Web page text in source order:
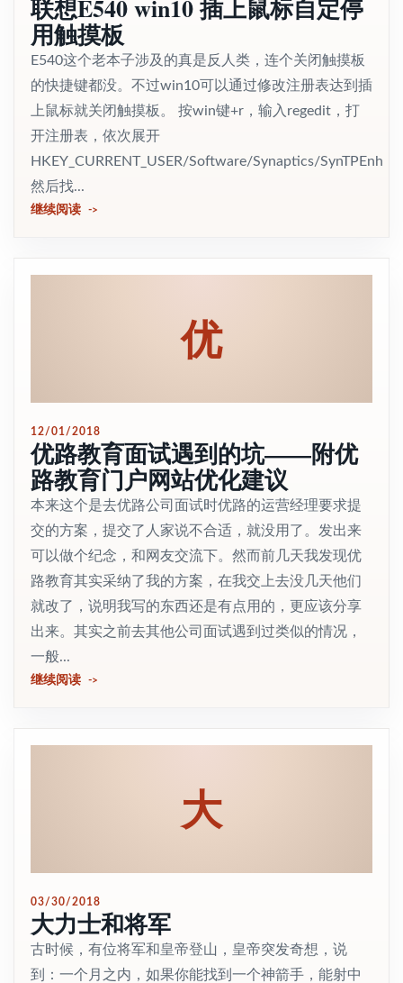
联想E540 win10 插上鼠标自定停
用触摸板
E540这个老本子涉及的真是反人类，连个关闭触摸板
的快捷键都没。不过win10可以通过修改注册表达到插
上鼠标就关闭触摸板。 按win键+r，输入regedit，打
开注册表，依次展开
HKEY_CURRENT_USER/Software/Synaptics/SynTPEnh
然后找...
继续阅读
优
12/01/2018
优路教育面试遇到的坑——附优
路教育门户网站优化建议
本来这个是去优路公司面试时优路的运营经理要求提
交的方案，提交了人家说不合适，就没用了。发出来
可以做个纪念，和网友交流下。然而前几天我发现优
路教育其实采纳了我的方案，在我交上去没几天他们
就改了，说明我写的东西还是有点用的，更应该分享
出来。其实之前去其他公司面试遇到过类似的情况，
一般...
继续阅读
大
03/30/2018
大力士和将军
古时候，有位将军和皇帝登山，皇帝突发奇想，说
到：一个月之内，如果你能找到一个神箭手，能射中